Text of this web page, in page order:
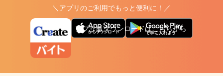
＼アプリのご利用でもっと便利に！／
アプリ版ダウンロードはこちらから